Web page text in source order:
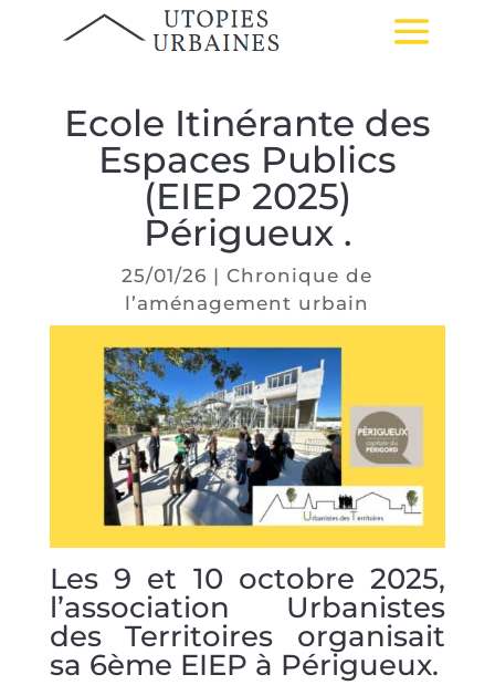
Ecole Itinérante des
Espaces Publics
(EIEP 2025)
Périgueux .
25/01/26 | Chronique de
l’aménagement urbain
Les 9 et 10 octobre 2025,
l’association Urbanistes
des Territoires organisait
sa 6ème EIEP à Périgueux.